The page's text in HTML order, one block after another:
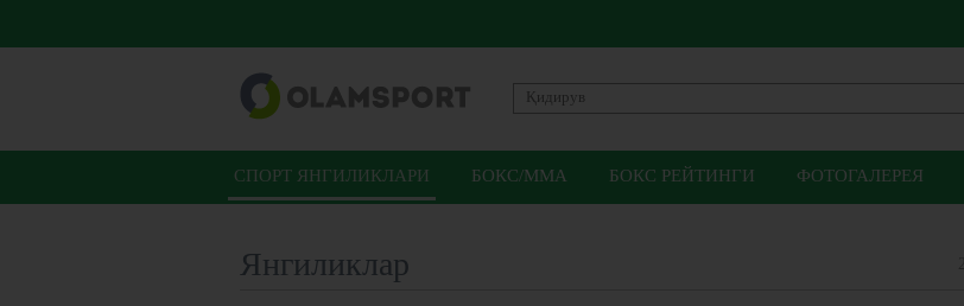
СПОРТ ЯНГИЛИКЛАРИ БОКС/ММА БОКС РЕЙТИНГИ ФОТОГАЛЕРЕЯ
Янгиликлар